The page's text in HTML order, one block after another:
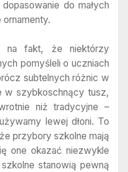
do małych
ornamenty.
na fakt, że niektórzy
pomyśleli o uczniach
subtelnych różnic w
w szybkoschnący tusz,
niż tradycyjne –
lewej dłoni. To
przybory szkolne mają
one okazać niezwykle
stanowią pewną